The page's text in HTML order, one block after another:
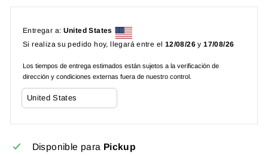
Entregar a: United States
Si realiza su pedido hoy, llegará entre el 12/08/26y17/08/26
Los tiempos de entrega estimados están sujetos a la verificación de
dirección y condiciones externas fuera de nuestro control.
Disponible para Pickup